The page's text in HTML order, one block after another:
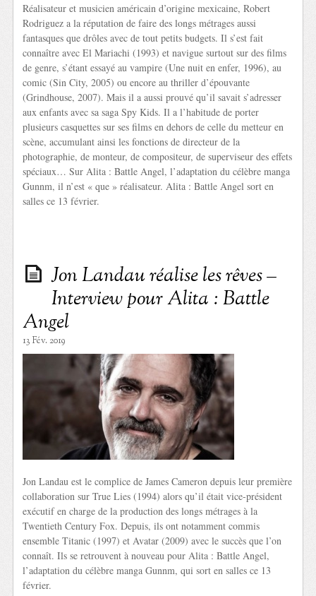
Réalisateur et musicien américain d’origine mexicaine, Robert
Rodriguez a la réputation de faire des longs métrages aussi
fantasques que drôles avec de tout petits budgets. Il s’est fait
connaître avec El Mariachi (1993) et navigue surtout sur des films
de genre, s’étant essayé au vampire (Une nuit en enfer, 1996), au
comic (Sin City, 2005) ou encore au thriller d’épouvante
(Grindhouse, 2007). Mais il a aussi prouvé qu’il savait s’adresser
aux enfants avec sa saga Spy Kids. Il a l’habitude de porter
plusieurs casquettes sur ses films en dehors de celle du metteur en
scène, accumulant ainsi les fonctions de directeur de la
photographie, de monteur, de compositeur, de superviseur des effets
spéciaux… Sur Alita : Battle Angel, l’adaptation du célèbre manga
Gunnm, il n’est « que » réalisateur. Alita : Battle Angel sort en
salles ce 13 février.
Jon Landau réalise les rêves –
Interview pour Alita : Battle
Angel
13 Fév. 2019
Jon Landau est le complice de James Cameron depuis leur première
collaboration sur True Lies (1994) alors qu’il était vice-président
exécutif en charge de la production des longs métrages à la
Twentieth Century Fox. Depuis, ils ont notamment commis
ensemble Titanic (1997) et Avatar (2009) avec le succès que l’on
connaît. Ils se retrouvent à nouveau pour Alita : Battle Angel,
l’adaptation du célèbre manga Gunnm, qui sort en salles ce 13
février.